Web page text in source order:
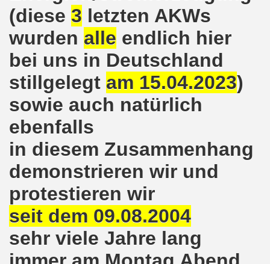
(diese 3 letzten AKWs
wurden alle endlich hier
bei uns in Deutschland
stillgelegt am 15.04.2023)
sowie auch natürlich
ebenfalls
in diesem Zusammenhang
demonstrieren wir und
protestieren wir
seit dem 09.08.2004
sehr viele Jahre lang
am 14.03.2022: Wir müssen alles tun, um
Montagsdemo-Bewegung am 14.03.2022 - stärken wir
am 28.02.2022 - breiter Protest und breiter
ruft auf am 28.02.2022 zum Tag des
Bewegung am 14. Februar 2022 in der Innenstadt
der 740. Gelsenkirchener Montagsdemo-Bewegung
macht im neuen Jahr 2022 am 10.01.2022
am 13.12.2021 nimmt Ampel-Koalition unter
am 06.12.2021 in Halle an der Saale Contra
Bewegung am 08.11.2021 im Zeichen des Kampfs zur